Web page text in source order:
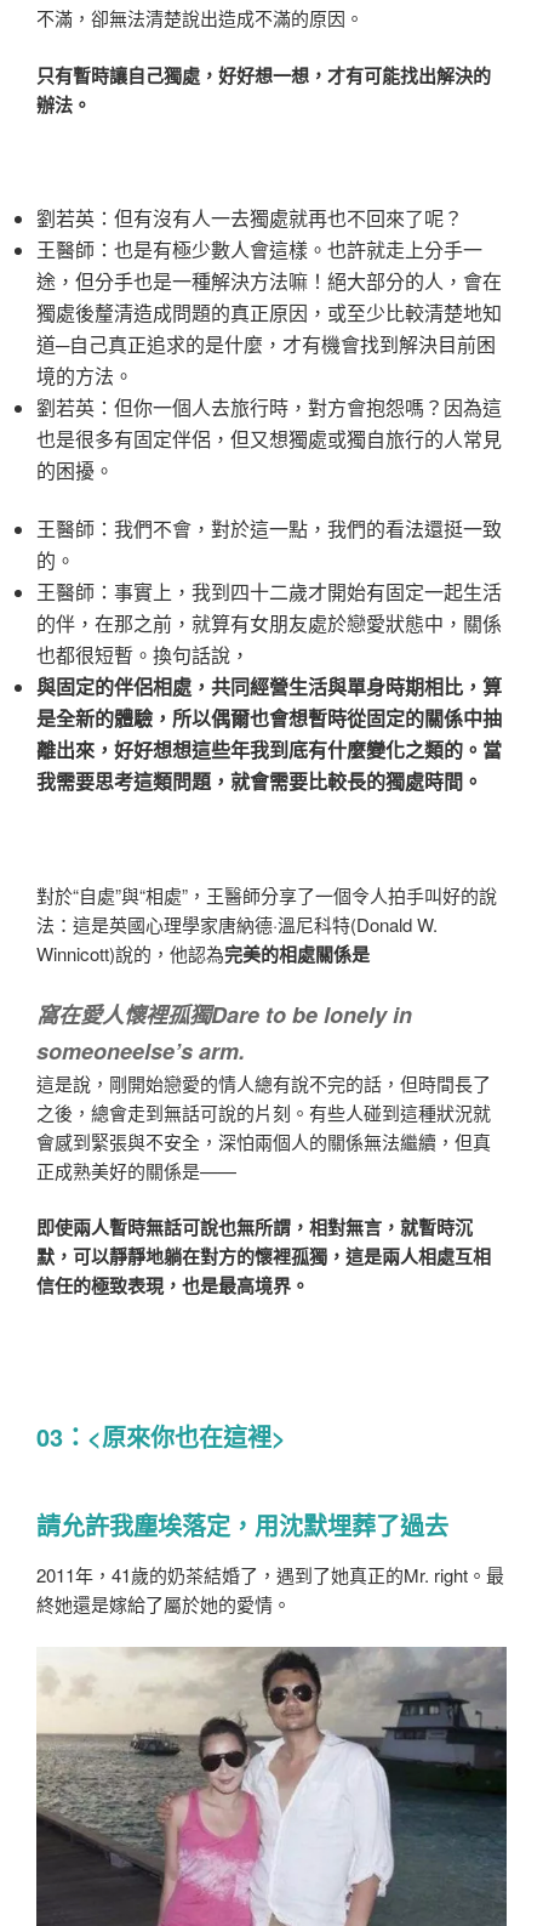
不滿，卻無法清楚說出造成不滿的原因。
只有暫時讓自己獨處，好好想一想，才有可能找出解決的
辦法。
劉若英：但有沒有人一去獨處就再也不回來了呢？
王醫師：也是有極少數人會這樣。也許就走上分手一
途，但分手也是一種解決方法嘛！絕大部分的人，會在
獨處後釐清造成問題的真正原因，或至少比較清楚地知
道─自己真正追求的是什麼，才有機會找到解決目前困
境的方法。
劉若英：但你一個人去旅行時，對方會抱怨嗎？因為這
也是很多有固定伴侶，但又想獨處或獨自旅行的人常見
的困擾。
王醫師：我們不會，對於這一點，我們的看法還挺一致
的。
王醫師：事實上，我到四十二歲才開始有固定一起生活
的伴，在那之前，就算有女朋友處於戀愛狀態中，關係
也都很短暫。換句話說，
與固定的伴侶相處，共同經營生活與單身時期相比，算
是全新的體驗，所以偶爾也會想暫時從固定的關係中抽
離出來，好好想想這些年我到底有什麼變化之類的。當
我需要思考這類問題，就會需要比較長的獨處時間。
對於“自處”與“相處”，王醫師分享了一個令人拍手叫好的說
法：這是英國心理學家唐納德·溫尼科特(Donald W.
Winnicott)說的，他認為完美的相處關係是
窩在愛人懷裡孤獨Dare to be lonely in
someoneelse’s arm.
這是說，剛開始戀愛的情人總有說不完的話，但時間長了
之後，總會走到無話可說的片刻。有些人碰到這種狀況就
會感到緊張與不安全，深怕兩個人的關係無法繼續，但真
正成熟美好的關係是——
即使兩人暫時無話可說也無所謂，相對無言，就暫時沉
默，可以靜靜地躺在對方的懷裡孤獨，這是兩人相處互相
信任的極致表現，也是最高境界。
03：<原來你也在這裡>
請允許我塵埃落定，用沈默埋葬了過去
2011年，41歲的奶茶結婚了，遇到了她真正的Mr. right。最
終她還是嫁給了屬於她的愛情。